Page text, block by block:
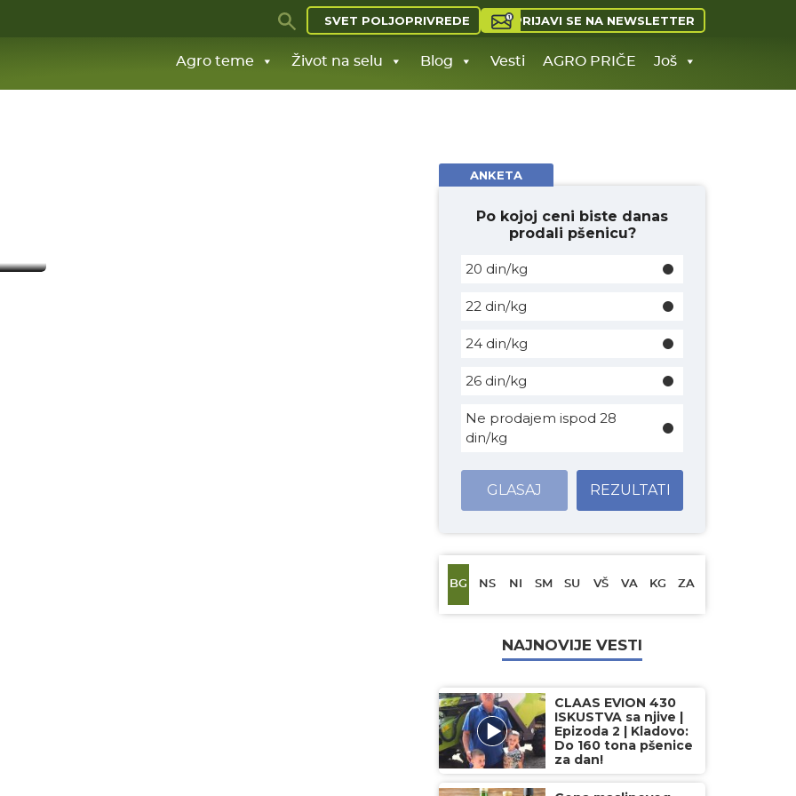
SVET POLJOPRIVREDE PRIJAVI SE NA NEWSLETTER
Agro teme Život na selu Blog Vesti AGRO PRIČE Još
ANKETA
Po kojoj ceni biste danas
prodali pšenicu?
20 din/kg
22 din/kg
24 din/kg
26 din/kg
Ne prodajem ispod 28
din/kg
GLASAJ REZULTATI
BG NS NI SM SU VŠ VA KG ZA
NAJNOVIJE VESTI
CLAAS EVION 430
ISKUSTVA sa njive |
Epizoda 2 | Kladovo:
Do 160 tona pšenice
za dan!